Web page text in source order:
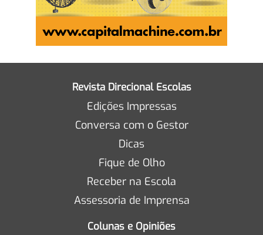
Revista Direcional Escolas
Edições Impressas
Conversa com o Gestor
Dicas
Fique de Olho
Receber na Escola
Assessoria de Imprensa
Colunas e Opiniões